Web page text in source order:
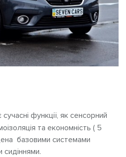
функції, як сенсорний
та економність ( 5
базовими системами